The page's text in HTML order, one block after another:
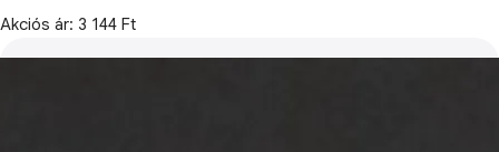
Akciós ár: 3 144 Ft